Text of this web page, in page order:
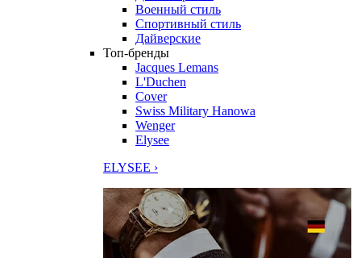
Военный стиль
Спортивный стиль
Дайверские
Топ-бренды
Jacques Lemans
L'Duchen
Cover
Swiss Military Hanowa
Wenger
Elysee
ELYSEE ›